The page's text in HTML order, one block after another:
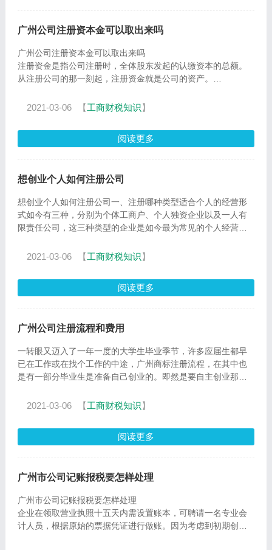
广州公司注册资本金可以取出来吗
广州公司注册资本金可以取出来吗
注册资金是指公司注册时，全体股东发起的认缴资本的总额。
从注册公司的那一刻起，注册资金就是公司的资产。
2021-03-06 【工商财税知识】
阅读更多
想创业个人如何注册公司
想创业个人如何注册公司一、注册哪种类型适合个人的经营形
式如今有三种，分别为个体工商户、个人独资企业以及一人有
限责任公司，这三种类型的企业是如今最为常见的个人经营形
2021-03-06 【工商财税知识】
阅读更多
广州公司注册流程和费用
一转眼又迈入了一年一度的大学生毕业季节，许多应届生都早
已在工作或在找个工作的中途，广州商标注册流程，在其中也
是有一部分毕业生是准备自己创业的。即然是要自主创业那么
2021-03-06 【工商财税知识】
阅读更多
广州市公司记账报税要怎样处理
广州市公司记账报税要怎样处理
企业在领取营业执照十五天内需设置账本，可聘请一名专业会
计人员，根据原始的票据凭证进行做账。因为考虑到初期创